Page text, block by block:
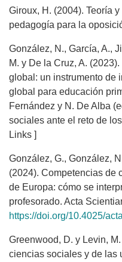
Giroux, H. (2004). Teoría
pedagogía para la
González, N., García, A.,
M. y De la Cruz, A.
global: un instrumento de
global para educación
Fernández y N. De Alba
sociales ante el reto de
Links ]
González, G., González,
(2024). Competencias de
de Europa: cómo se
profesorado. Acta
https://doi.org/10.4025/
Greenwood, D. y Levin,
ciencias sociales y de las